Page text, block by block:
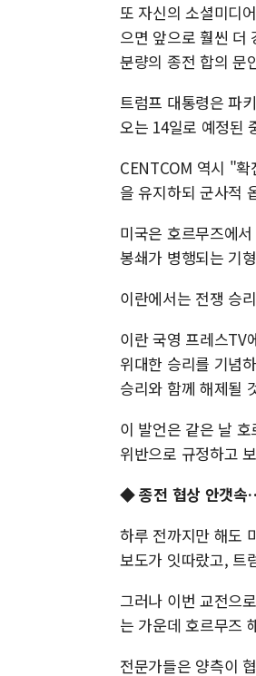
또 자신의 소셜미디
으면 앞으로 훨씬 더
분량의 종전 합의 문
트럼프 대통령은 파
오는 14일로 예정된
CENTCOM 역시 "확
을 유지하되 군사적
미국은 호르무즈에
봉쇄가 병행되는 기
이란에서는 전쟁 승
이란 국영 프레스TV
위대한 승리를 기념
승리와 함께 해제될
이 발언은 같은 날
위반으로 규정하고
◆ 종전 협상 안갯속
하루 전까지만 해도
보도가 잇따랐고, 트
그러나 이번 교전으
는 가운데 호르무즈
전문가들은 양측이